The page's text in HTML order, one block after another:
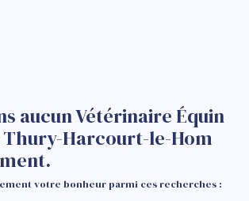
aucun Vétérinaire Équin
Harcourt-le-Hom
votre bonheur parmi ces recherches :